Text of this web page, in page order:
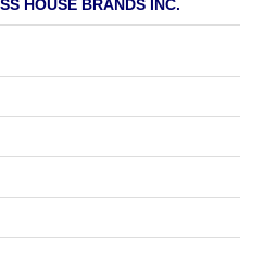
HOUSE BRANDS INC.